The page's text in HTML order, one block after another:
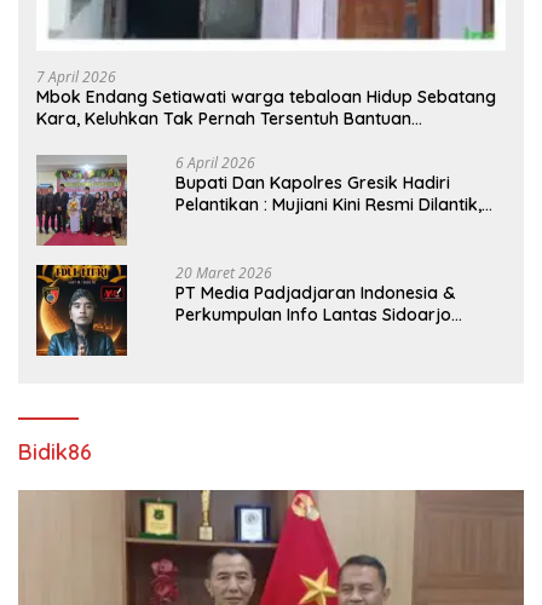
7 April 2026
Mbok Endang Setiawati warga tebaloan Hidup Sebatang
Kara, Keluhkan Tak Pernah Tersentuh Bantuan
6 April 2026
​Bupati Dan Kapolres Gresik Hadiri
Pelantikan : Mujiani Kini Resmi Dilantik,
20 Maret 2026
PT Media Padjadjaran Indonesia &
Perkumpulan Info Lantas Sidoarjo
Bidik86